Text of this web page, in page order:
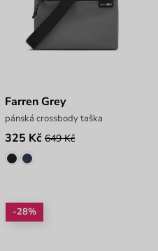
Farren Grey
pánská crossbody taška
325 Kč 649 Kč
-28%